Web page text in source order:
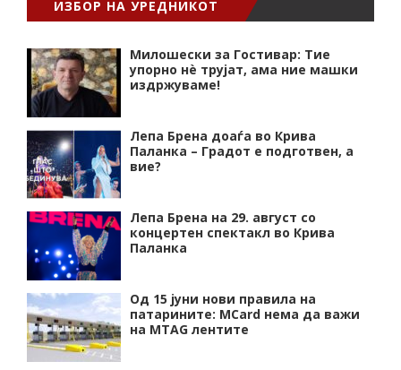
ИЗБОР НА УРЕДНИКОТ
Милошески за Гостивар: Тие
упорно нѐ трујат, ама ние машки
издржуваме!
Лепа Брена доаѓа во Крива
Паланка – Градот е подготвен, а
вие?
Лепа Брена на 29. август со
концертен спектакл во Крива
Паланка
Од 15 јуни нови правила на
патарините: MCard нема да важи
на MTAG лентите